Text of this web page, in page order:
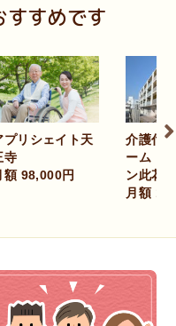
すすめです
介護付有料老人ホ
ーム プレザンメゾ
ン此花高見
ク
月